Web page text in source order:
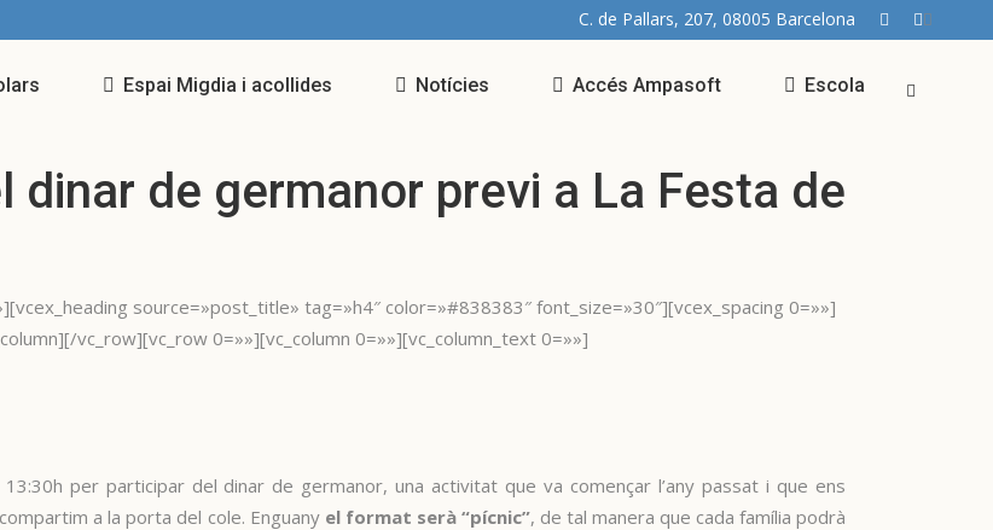
C. de Pallars, 207, 08005 Barcelona
Espai Migdia i acollides Notícies Accés Ampasoft Escola
dinar de germanor previ a La Festa de
source=»post_title» tag=»h4″ color=»#838383″ font_size=»30″][vcex_spacing 0=»»]
vc_row][vc_row 0=»»][vc_column 0=»»][vc_column_text 0=»»]
per participar del dinar de germanor, una activitat que va començar l’any passat i que ens
a la porta del cole. Enguany el format serà “pícnic”, de tal manera que cada família podrà